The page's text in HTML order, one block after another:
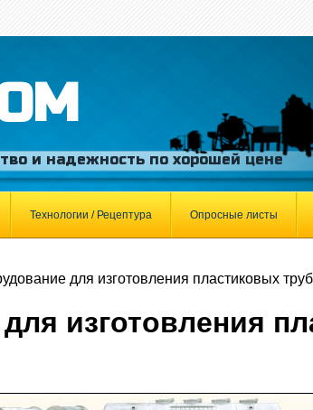
и надежность по хорошей цене
Технологии / Рецептура Опросные листы
для изготовления пластиковых труб
изготовления